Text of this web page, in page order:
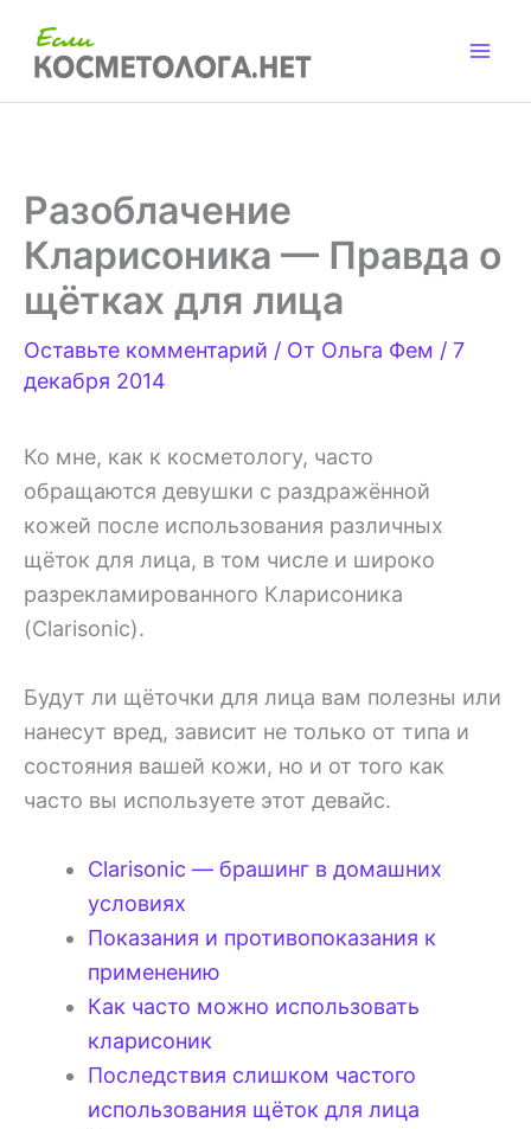
содержимому
Разоблачение
Кларисоника — Правда о
щётках для лица
Оставьте комментарий / От Ольга Фем / 7
декабря 2014
Ко мне, как к косметологу, часто
обращаются девушки с раздражённой
кожей после использования различных
щёток для лица, в том числе и широко
разрекламированного Кларисоника
(Clarisonic).
Будут ли щёточки для лица вам полезны или
нанесут вред, зависит не только от типа и
состояния вашей кожи, но и от того как
часто вы используете этот девайс.
Clarisonic — брашинг в домашних
условиях
Показания и противопоказания к
применению
Как часто можно использовать
кларисоник
Последствия слишком частого
использования щёток для лица